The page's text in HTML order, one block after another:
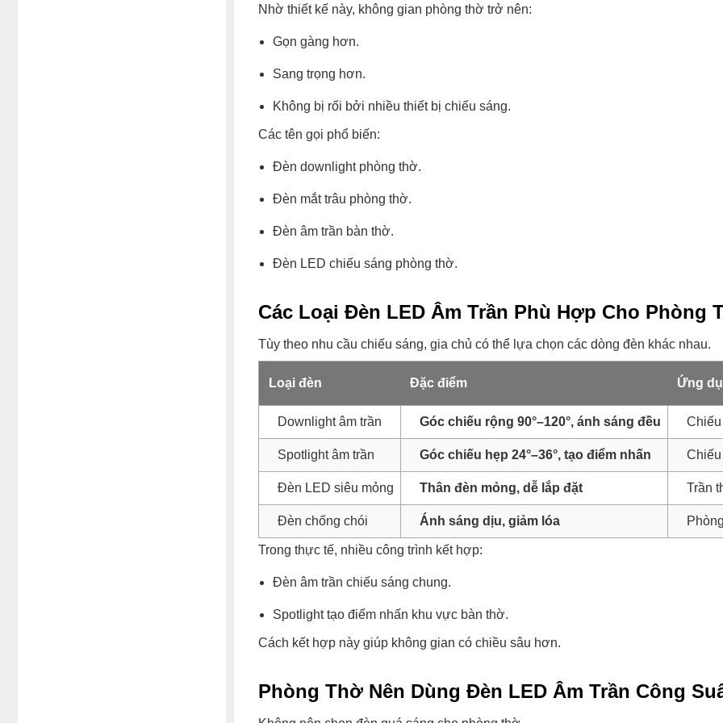
Nhờ thiết kế này, không gian phòng thờ trở nên:
Gọn gàng hơn.
Sang trọng hơn.
Không bị rối bởi nhiều thiết bị chiếu sáng.
Các tên gọi phổ biến:
Đèn downlight phòng thờ.
Đèn mắt trâu phòng thờ.
Đèn âm trần bàn thờ.
Đèn LED chiếu sáng phòng thờ.
Các Loại Đèn LED Âm Trần Phù Hợp Cho Phòng
Tùy theo nhu cầu chiếu sáng, gia chủ có thể lựa chọn các dòng đèn khác nhau.
Loại đèn Đặc điểm Ứng
Downlight âm trần Góc chiếu rộng 90°–120°, ánh sáng đều
Spotlight âm trần Góc chiếu hẹp 24°–36°, tạo điểm nhấn
Đèn LED siêu mỏng Thân đèn mỏng, dễ lắp đặt Trần
Đèn chống chói Ánh sáng dịu, giảm lóa
Trong thực tế, nhiều công trình kết hợp:
Đèn âm trần chiếu sáng chung.
Spotlight tạo điểm nhấn khu vực bàn thờ.
Cách kết hợp này giúp không gian có chiều sâu hơn.
Phòng Thờ Nên Dùng Đèn LED Âm Trần Công